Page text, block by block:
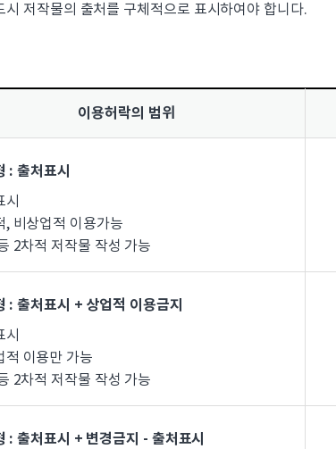
저작물의 출처를 구체적으로 표시하여야 합니다.
이용허락의 범위
: 출처표시
시
, 비상업적 이용가능
2차적 저작물 작성 가능
: 출처표시 + 상업적 이용금지
시
적 이용만 가능
2차적 저작물 작성 가능
: 출처표시 + 변경금지 - 출처표시